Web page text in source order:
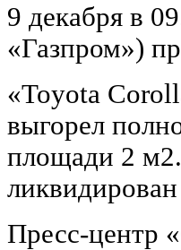
9 декабря в
«Газпром»)
«Toyota
выгорел
площади 2
Пресс-центр